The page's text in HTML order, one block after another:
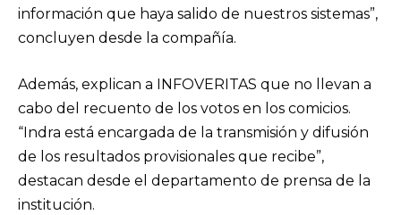
información que haya salido de nuestros sistemas”,
concluyen desde la compañía.
Además, explican a INFOVERITAS que no llevan a
cabo del recuento de los votos en los comicios.
“Indra está encargada de la transmisión y difusión
de los resultados provisionales que recibe”,
destacan desde el departamento de prensa de la
institución.